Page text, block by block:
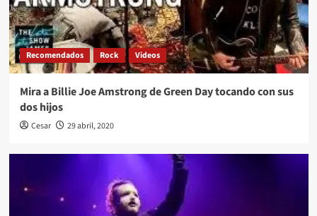
Recomendados Rock Videos
Mira a Billie Joe Amstrong de Green Day tocando con sus
dos hijos
Cesar 29 abril, 2020